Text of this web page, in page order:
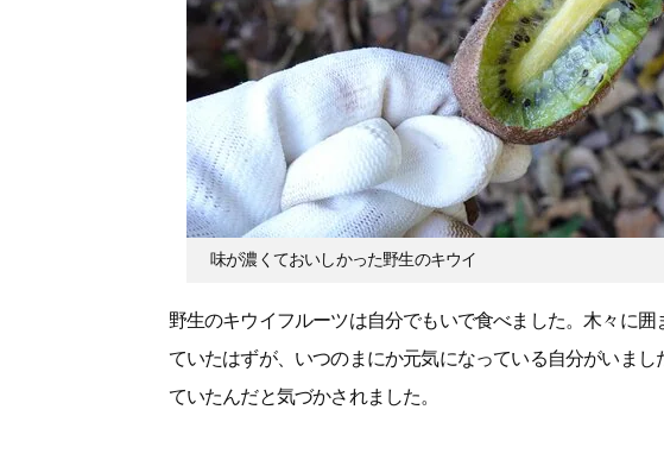
味が濃くておいしかった野生のキウイ
野生のキウイフルーツは自分でもいで食べました。木々に
ていたはずが、いつのまにか元気になっている自分がいま
ていたんだと気づかされました。